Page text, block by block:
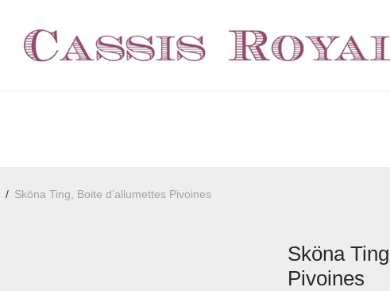
/ Sköna Ting, Boite d’allumettes Pivoines
Sköna
Pivoines